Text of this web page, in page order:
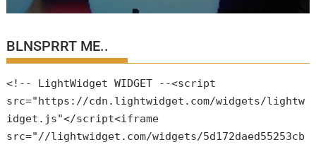
BLNSPRRT ME..
<!-- LightWidget WIDGET --<script
src="https://cdn.lightwidget.com/widgets/lightw
idget.js"</script<iframe
src="//lightwidget.com/widgets/5d172daed55253cb